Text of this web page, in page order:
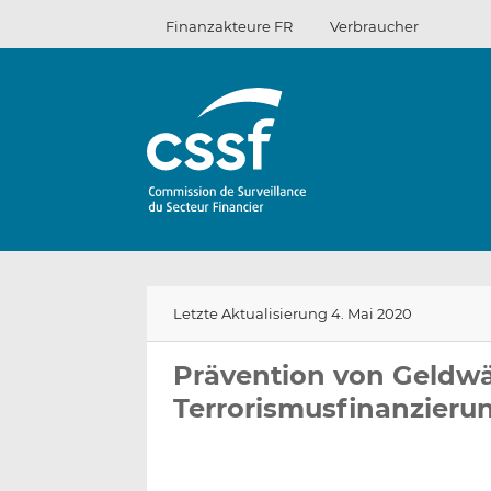
Finanzakteure FR Verbraucher
Letzte Aktualisierung 4. Mai 2020
Prävention von